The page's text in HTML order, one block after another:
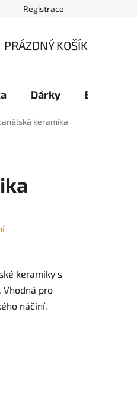
Registrace
PRÁZDNÝ KOŠÍK
Dárky B2B
keramika
keramiky s
pro
náčiní.